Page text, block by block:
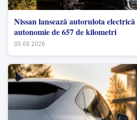
Nissan lansează autorulota
autonomie de 657 de kilometri
05.08.2026